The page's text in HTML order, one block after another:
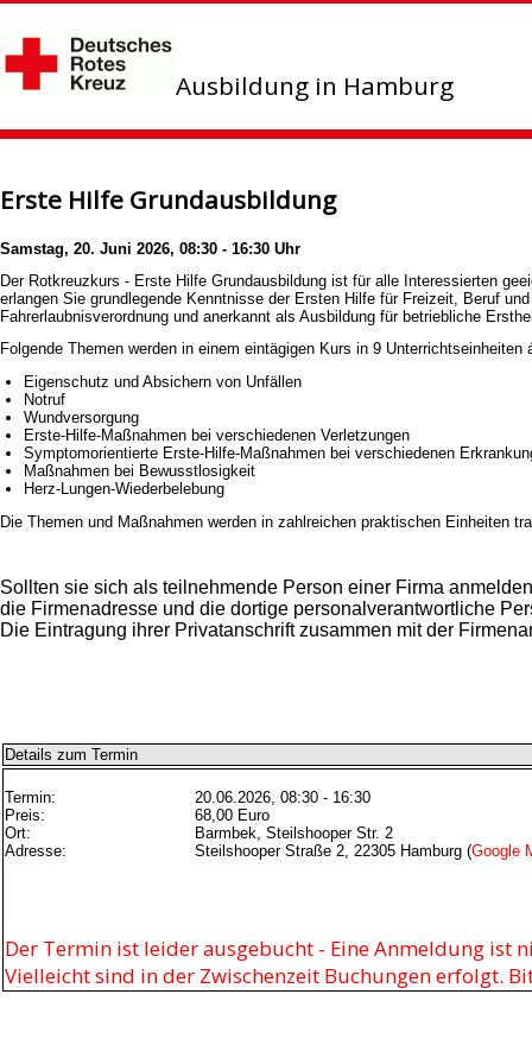
Ausbildung in Hamburg
Erste Hilfe Grundausbildung
Samstag, 20. Juni 2026, 08:30 - 16:30 Uhr
Der Rotkreuzkurs - Erste Hilfe Grundausbildung ist für alle Interessierten
erlangen Sie grundlegende Kenntnisse der Ersten Hilfe für Freizeit, Beruf
Fahrerlaubnisverordnung und anerkannt als Ausbildung für betriebliche
Folgende Themen werden in einem eintägigen Kurs in 9 Unterrichtseinheiten
Eigenschutz und Absichern von Unfällen
Notruf
Wundversorgung
Erste-Hilfe-Maßnahmen bei verschiedenen Verletzungen
Symptomorientierte Erste-Hilfe-Maßnahmen bei verschiedenen
Maßnahmen bei Bewusstlosigkeit
Herz-Lungen-Wiederbelebung
Die Themen und Maßnahmen werden in zahlreichen praktischen Einheiten
Sollten sie sich als teilnehmende Person einer Firma
die Firmenadresse und die dortige personalverantwortliche
Die Eintragung ihrer Privatanschrift zusammen mit der
Details zum Termin
Termin:
20.06.2026, 08:30 - 16:30
Preis:
68,00 Euro
Ort:
Barmbek, Steilshooper Str. 2
Adresse:
Steilshooper Straße 2, 22305 Hamburg (Google
Der Termin ist leider ausgebucht - Eine Anmeldung ist
Vielleicht sind in der Zwischenzeit Buchungen erfolgt.